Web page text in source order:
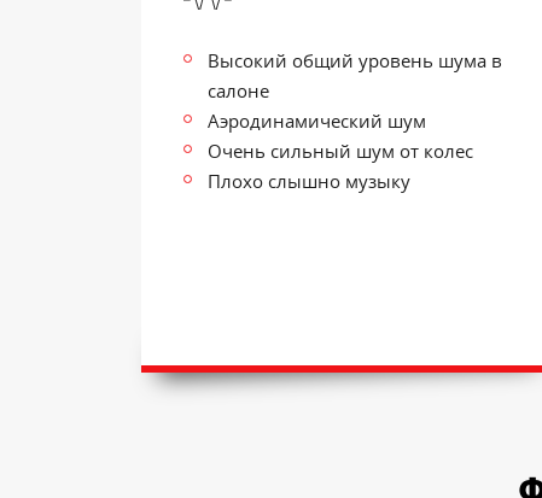
Высокий общий уровень шума в
салоне
Аэродинамический шум
Очень сильный шум от колес
Плохо слышно музыку